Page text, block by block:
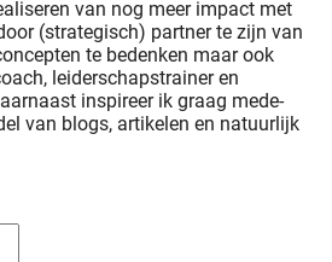
van nog meer impact met
(strategisch) partner te zijn van
te bedenken maar ook
leiderschapstrainer en
inspireer ik graag mede-
van blogs, artikelen en natuurlijk